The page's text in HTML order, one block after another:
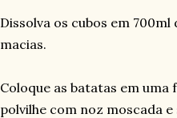
Dissolva os cubos em
macias.
Coloque as batatas em
polvilhe com noz moscada